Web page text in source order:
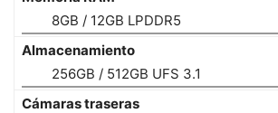
8GB / 12GB LPDDR5
Almacenamiento
256GB / 512GB UFS 3.1
Cámaras traseras